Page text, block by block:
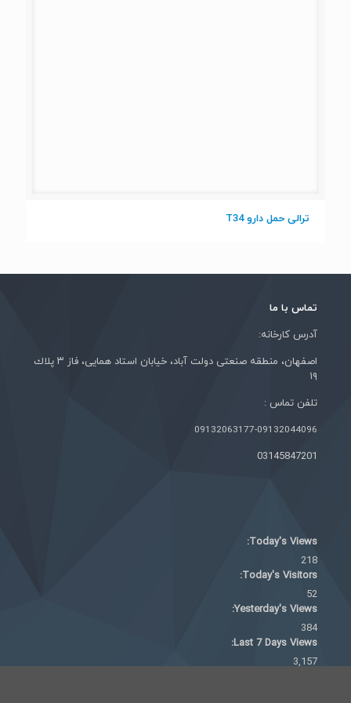
ترالی حمل دارو T34
تماس با ما
آدرس کارخانه:
اصفهان، منطقه صنعتی دولت آباد، خيابان استاد همايی، فاز ٣ پلاك
١٩
تلفن تماس :
09132063177-09132044096
03145847201
Today's Views:
218
Today's Visitors:
52
Yesterday's Views:
384
Last 7 Days Views:
3,157